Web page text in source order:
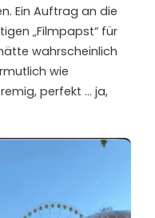
Ein Auftrag an die
„Filmpapst“ für
wahrscheinlich
wie
perfekt … ja,